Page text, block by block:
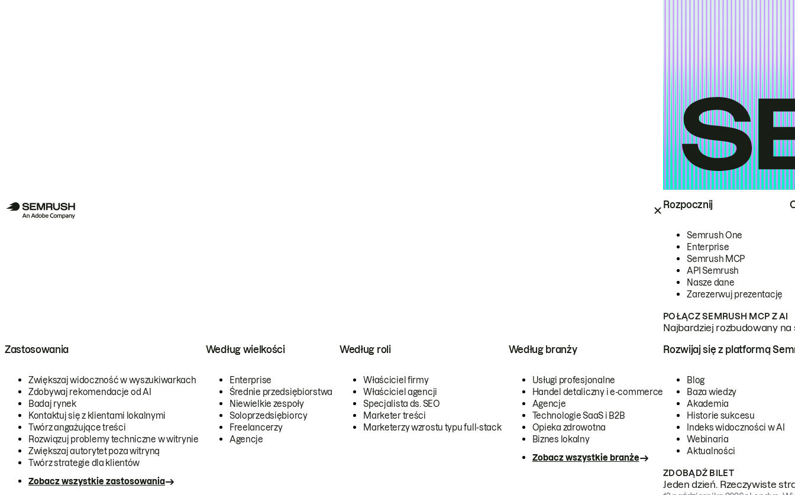
Rozpocznij
Semrush One
Enterprise
Semrush MCP
API Semrush
Nasze dane
Zarezerwuj prezentację
POŁĄCZ SEMRUSH MCP Z AI
Najbardziej rozbudowany
Zastosowania
Zwiększaj widoczność w wyszukiwarkach
Zdobywaj rekomendacje od AI
Badaj rynek
Kontaktuj się z klientami lokalnymi
Twórz angażujące treści
Rozwiązuj problemy techniczne w witrynie
Zwiększaj autorytet poza witryną
Twórz strategie dla klientów
Zobacz wszystkie zastosowania
Według wielkości
Enterprise
Średnie przedsiębiorstwa
Niewielkie zespoły
Soloprzedsiębiorcy
Freelancerzy
Agencje
Według roli
Właściciel firmy
Właściciel agencji
Specjalista ds. SEO
Marketer treści
Marketerzy wzrostu typu full-stack
Według branży
Usługi profesjonalne
Handel detaliczny i e-commerce
Agencje
Technologie SaaS i B2B
Opieka zdrowotna
Biznes lokalny
Zobacz wszystkie branże
Rozwijaj się z platformą
Blog
Baza wiedzy
Akademia
Historie sukcesu
Indeks widoczności w AI
Webinaria
Aktualności
ZDOBĄDŹ BILET
Jeden dzień. Rzeczywiste